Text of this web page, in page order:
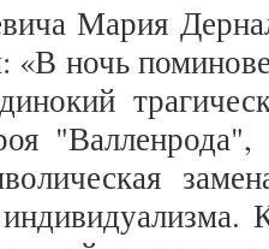
Мария
«В ночь
"Валленрода",